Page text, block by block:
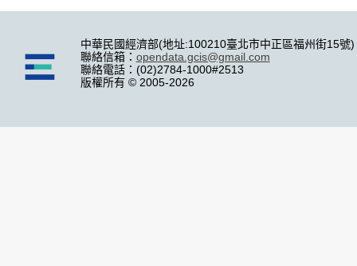
中華民國經濟部(地址:100210臺北市中正區福州街15號)
聯絡信箱： opendata.gcis@gmail.com
聯絡電話：(02)2784-1000#2513
版權所有 © 2005-2026